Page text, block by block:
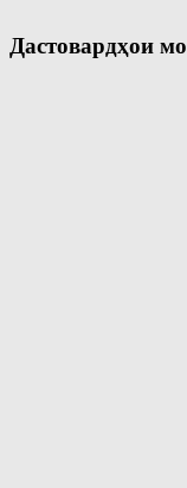
Дастовардҳои мо